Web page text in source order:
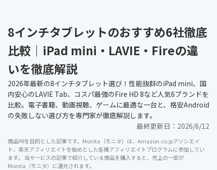
8インチタブレットのおすすめ6社徹底
比較｜iPad mini・LAVIE・Fireの違
いを徹底解説
2026年最新の8インチタブレット選び！性能抜群のiPad mini、国
内安心のLAVIE Tab、コスパ最強のFire HD 8など人気6ブランドを
比較。電子書籍、動画視聴、ゲームに最適な一台と、格安Android
の失敗しない選び方を専門家が徹底解説します。
最終更新日： 2026/6/12
商品PRを目的とした記事です。Monita（モニタ）は、Amazon.co.jpアソシエイ
ト、楽天アフィリエイトを始めとした各種アフィリエイトプログラムに参加してい
ます。 当サービスの記事で紹介している商品を購入すると、売上の一部が
Monita（モニタ）に還元されます。